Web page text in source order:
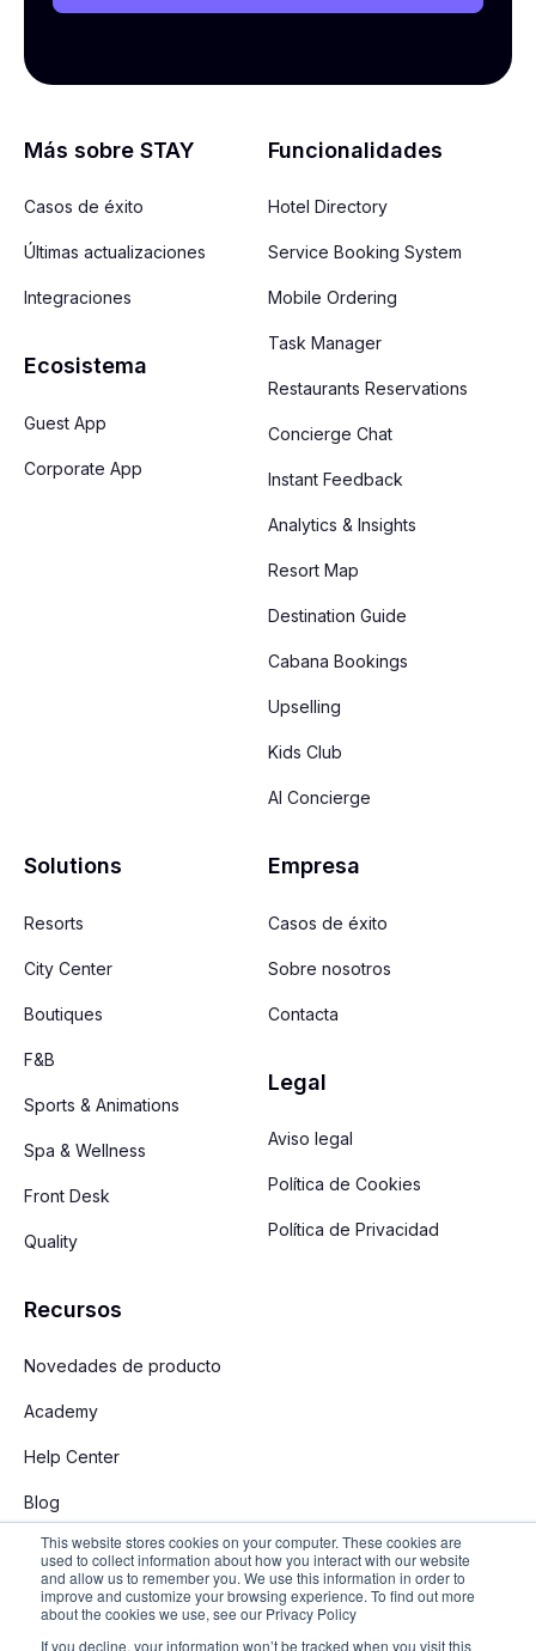
This website stores cookies on your computer. These cookies are
used to collect information about how you interact with our website
and allow us to remember you. We use this information in order to
improve and customize your browsing experience. To find out more
about the cookies we use, see our Privacy Policy
If you decline, your information won’t be tracked when you visit this
Más sobre STAY
Casos de éxito
Últimas actualizaciones
Integraciones
Ecosistema
Guest App
Corporate App
Funcionalidades
Hotel Directory
Service Booking System
Mobile Ordering
Task Manager
Restaurants Reservations
Concierge Chat
Instant Feedback
Analytics & Insights
Resort Map
Destination Guide
Cabana Bookings
Upselling
Kids Club
AI Concierge
Solutions
Resorts
City Center
Boutiques
F&B
Sports & Animations
Spa & Wellness
Front Desk
Quality
Recursos
Novedades de producto
Academy
Help Center
Blog
Empresa
Casos de éxito
Sobre nosotros
Contacta
Legal
Aviso legal
Política de Cookies
Política de Privacidad